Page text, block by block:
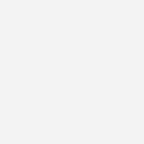
den Dialog in
der
von Thun